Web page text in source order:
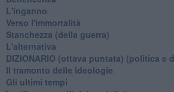
L'inganno
Verso l'immortalità
Stanchezza (della guerra)
L'alternativa
​DIZIONARIO (ottava puntata) (politica e
Il tramonto delle ideologie
Gli ultimi tempi